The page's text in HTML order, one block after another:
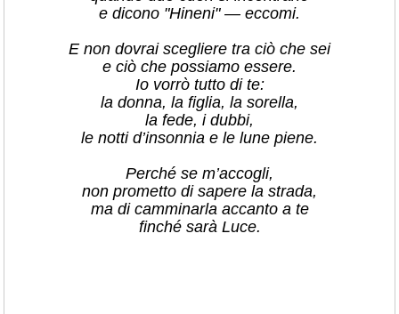
e dicono "Hineni" — eccomi.
E non dovrai scegliere tra ciò che sei
e ciò che possiamo essere.
Io vorrò tutto di te:
la donna, la figlia, la sorella,
la fede, i dubbi,
le notti d’insonnia e le lune piene.
Perché se m’accogli,
non prometto di sapere la strada,
ma di camminarla accanto a te
finché sarà Luce.